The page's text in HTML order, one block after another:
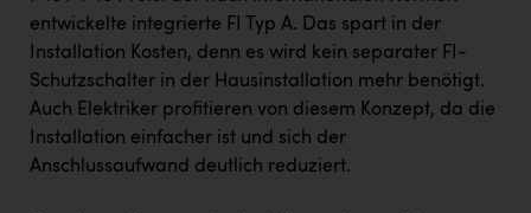
Dopgas
kontakt
entwickelte integrierte FI Typ A. Das spart in der
Installation Kosten, denn es wird kein separater FI-
Schutzschalter in der Hausinstallation mehr benötigt.
Auch Elektriker profitieren von diesem Konzept, da die
Installation einfacher ist und sich der
Anschlussaufwand deutlich reduziert.